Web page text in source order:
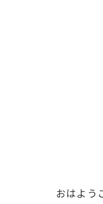
おはよう